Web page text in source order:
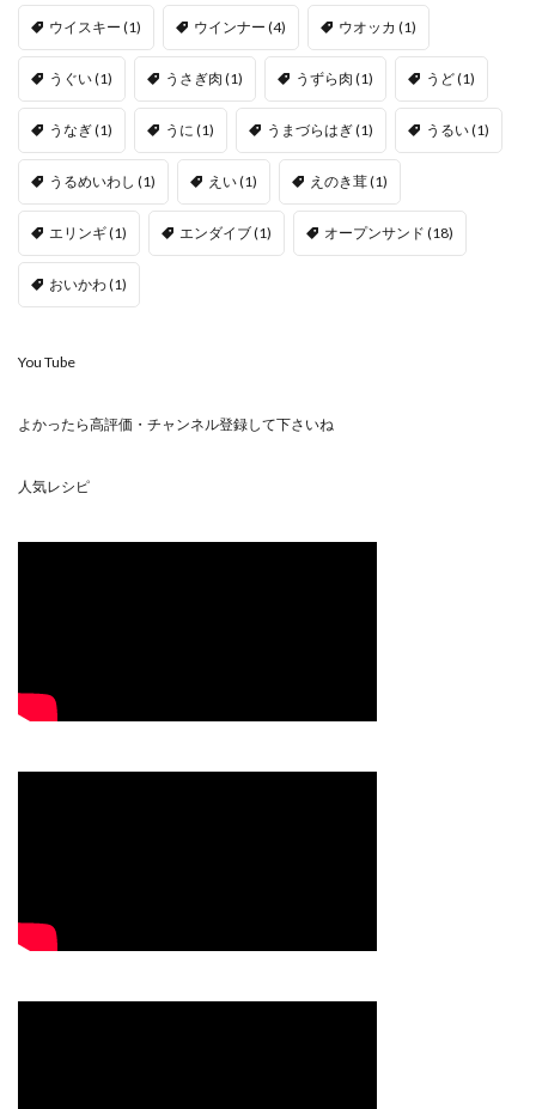
ウイスキー (1) ウインナー (4) ウオッカ (1)
うぐい(1) うさぎ肉 (1) うずら肉 (1) うど(1)
うなぎ(1) うに (1) うまづらはぎ(1) うるい(1)
うるめいわし (1) えい(1) えのき茸(1)
エリンギ(1) エンダイブ(1) オープンサンド (18)
おいかわ(1)
You Tube
よかったら高評価・チャンネル登録して下さいね
人気レシピ